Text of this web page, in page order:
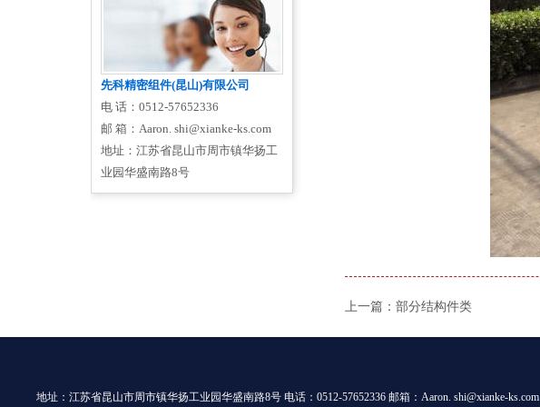
先科精密组件(昆山)有限公司
电 话：0512-57652336
邮 箱：Aaron. shi@xianke-ks.com
地址：江苏省昆山市周市镇华扬工
业园华盛南路8号
上一篇： 部分结构件类
地址：江苏省昆山市周市镇华扬工业园华盛南路8号 电话：0512-57652336 邮箱：Aaron. shi@xianke-ks.com